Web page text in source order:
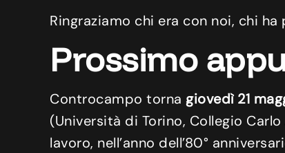
Ringraziamo chi era con noi, chi
Prossimo
Controcampo torna giovedì 21
(Università di Torino, Collegio
lavoro, nell’anno dell’80°